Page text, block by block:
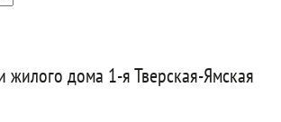
жилого дома 1-я Тверская-Ямская